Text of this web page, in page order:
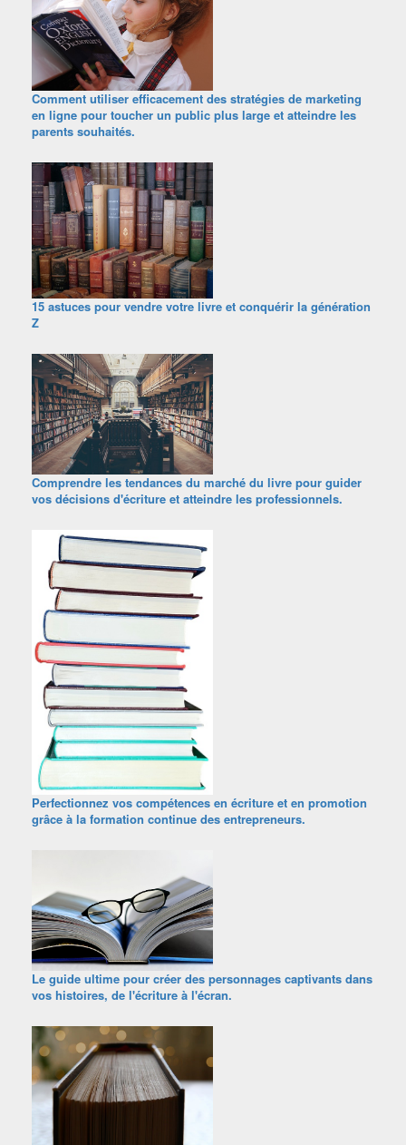
Comment utiliser efficacement des stratégies de marketing
en ligne pour toucher un public plus large et atteindre les
parents souhaités.
15 astuces pour vendre votre livre et conquérir la génération
Z
Comprendre les tendances du marché du livre pour guider
vos décisions d'écriture et atteindre les professionnels.
Perfectionnez vos compétences en écriture et en promotion
grâce à la formation continue des entrepreneurs.
Le guide ultime pour créer des personnages captivants dans
vos histoires, de l'écriture à l'écran.